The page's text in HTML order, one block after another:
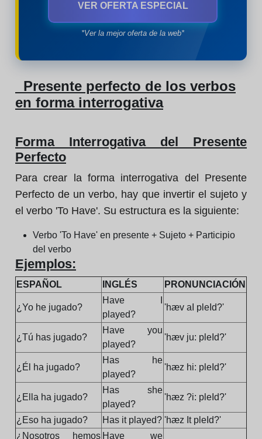
VER OFERTA ESPECIAL
*Ver la mejor oferta de la web*
Presente perfecto de los verbos
en forma interrogativa
Forma Interrogativa del Presente
Perfecto
Para crear la forma interrogativa del Presente
Perfecto de un verbo, hay que invertir el sujeto y
el verbo 'To Have'. Su estructura es la siguiente:
Verbo 'To Have' en presente + Sujeto + Participio
del verbo
Ejemplos:
ESPAÑOL INGLÉS PRONUNCIACIÓN
¿Yo he jugado?
Have I
played?
'hæv aI pleId?'
¿Tú has jugado?
Have you
played?
'hæv ju: pleId?'
¿Él ha jugado?
Has he
played?
'hæz hi: pleId?'
¿Ella ha jugado?
Has she
played?
'hæz ?i: pleId?'
¿Eso ha jugado? Has it played? 'hæz It pleId?'
¿Nosotros hemos Have we